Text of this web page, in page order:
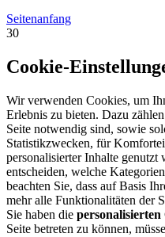
Seitenanfang
30
Cookie-
Wir verwenden Cookies, um
Erlebnis zu bieten. Dazu
Seite notwendig sind, sowie
Statistikzwecken, für
personalisierter Inhalte genutzt
entscheiden, welche
beachten Sie, dass auf Basis
mehr alle Funktionalitäten der
Sie haben die personalisierten
Seite betreten zu können,